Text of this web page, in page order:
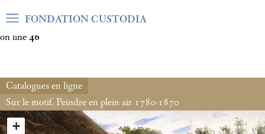
Warning: Undefined array key "var_mode" in
on line 46
FONDATION CUSTODIA
Catalogues en ligne
Sur le motif. Peindre en plein air 1780-1870
+